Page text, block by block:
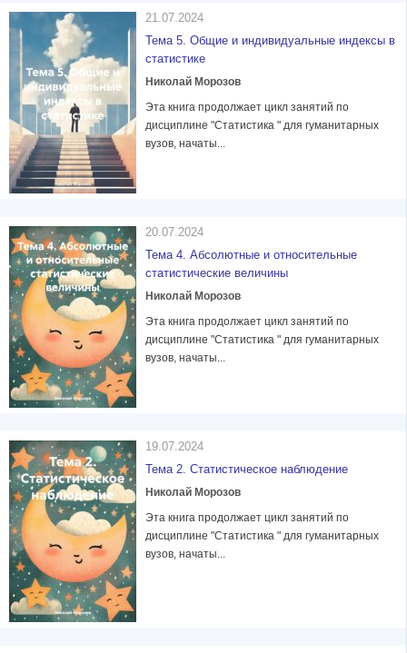
21.07.2024
Тема 5. Общие и индивидуальные индексы в
статистике
Николай Морозов
Эта книга продолжает цикл занятий по
дисциплине "Статистика " для гуманитарных
вузов, начаты...
20.07.2024
Тема 4. Абсолютные и относительные
статистические величины
Николай Морозов
Эта книга продолжает цикл занятий по
дисциплине "Статистика " для гуманитарных
вузов, начаты...
19.07.2024
Тема 2. Статистическое наблюдение
Николай Морозов
Эта книга продолжает цикл занятий по
дисциплине "Статистика " для гуманитарных
вузов, начаты...